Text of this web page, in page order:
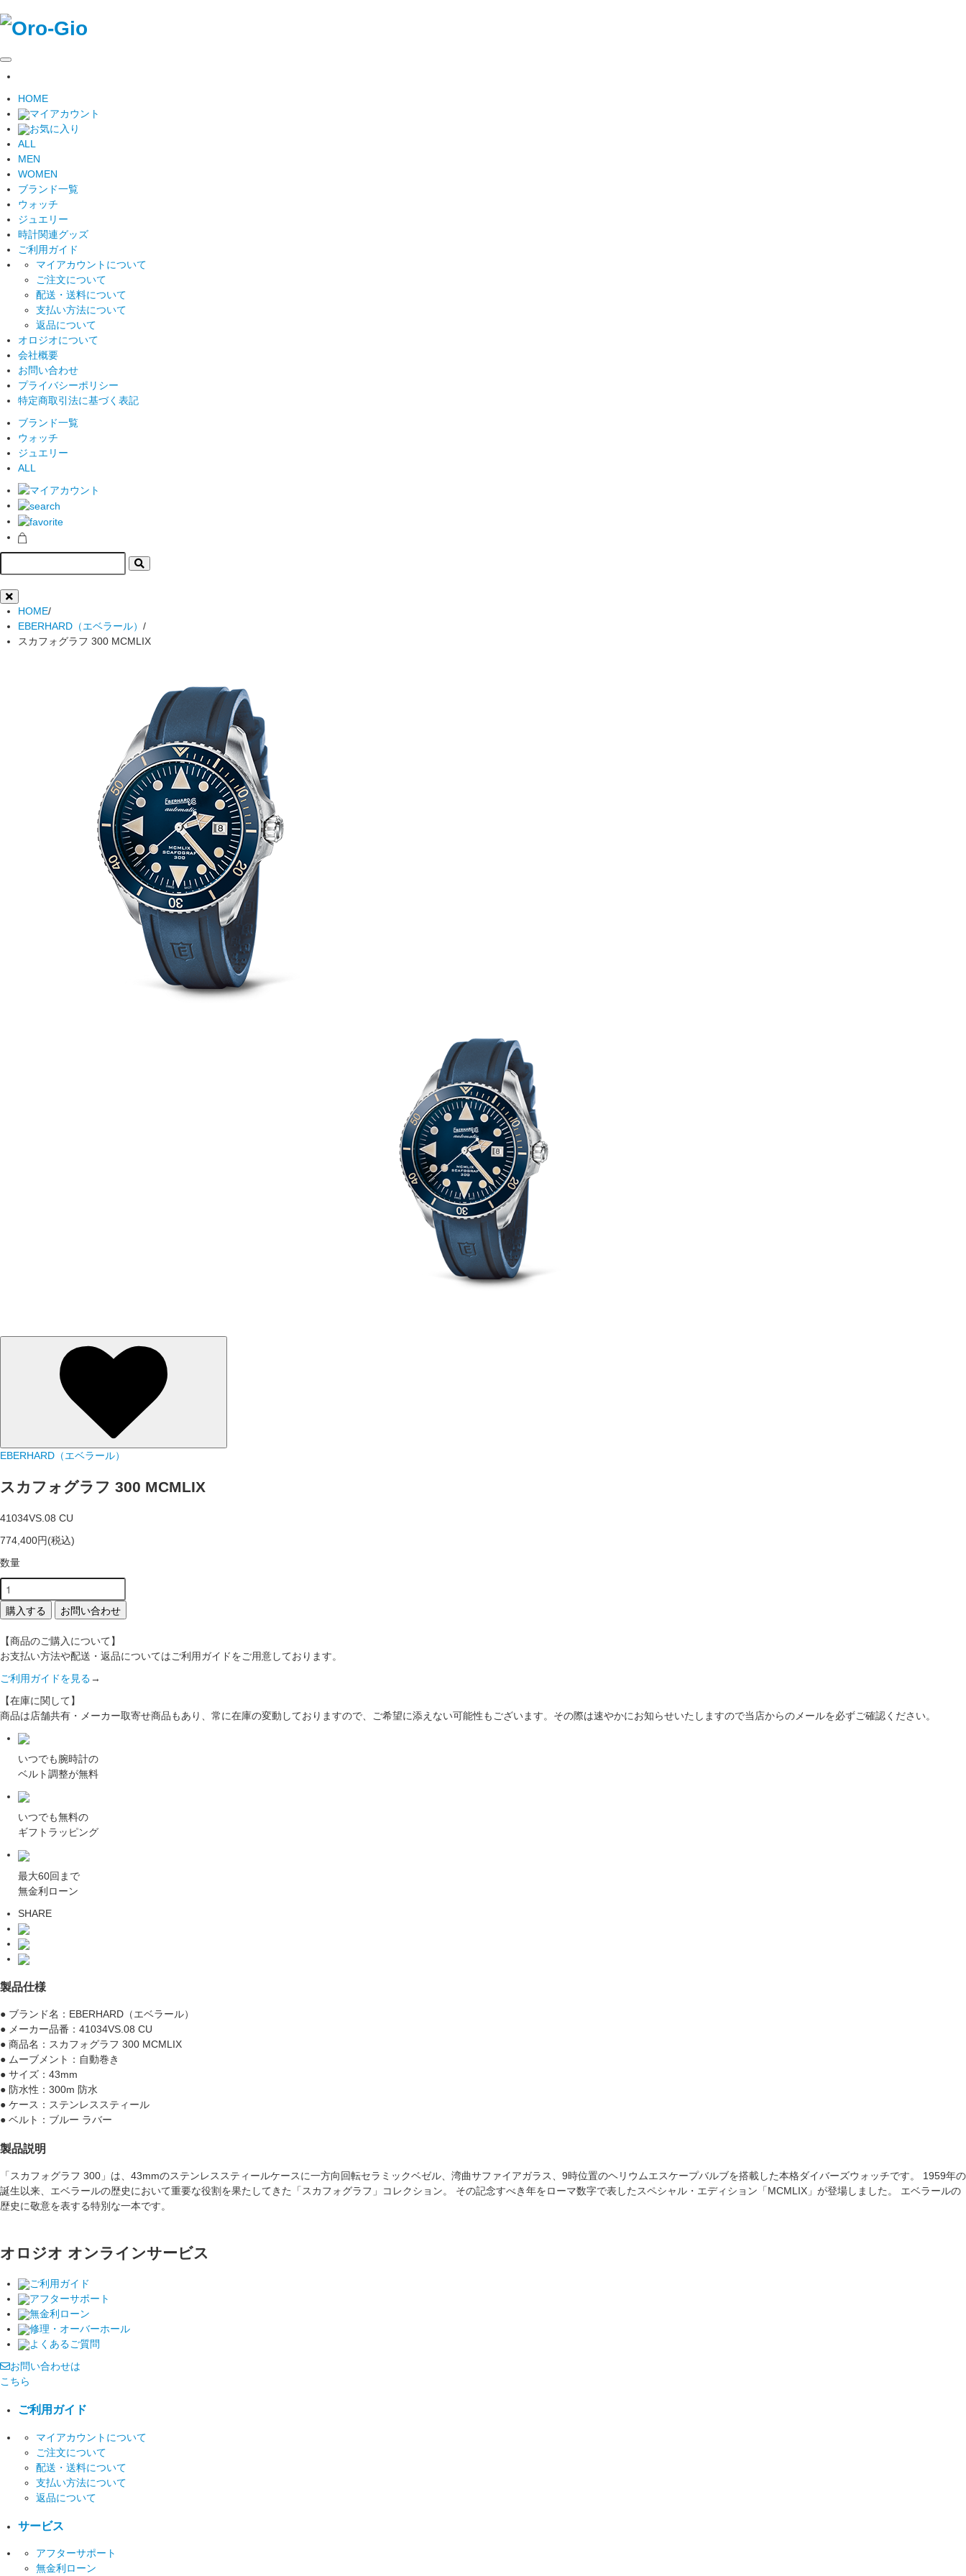
HOME
マイアカウント
お気に入り
ALL
MEN
WOMEN
ブランド一覧
ウォッチ
ジュエリー
時計関連グッズ
ご利用ガイド
マイアカウントについて
ご注文について
配送・送料について
支払い方法について
返品について
オロジオについて
会社概要
お問い合わせ
プライバシーポリシー
特定商取引法に基づく表記
ブランド一覧
ウォッチ
ジュエリー
ALL
HOME/
EBERHARD（エベラール） /
スカフォグラフ 300 MCMLIX
EBERHARD（エベラール）
スカフォグラフ 300 MCMLIX
41034VS.08 CU
774,400円(税込)
数量
購入する お問い合わせ
【商品のご購入について】
お支払い方法や配送・返品についてはご利用ガイドをご用意しております。
ご利用ガイドを見る→
【在庫に関して】
商品は店舗共有・メーカー取寄せ商品もあり、常に在庫の変動しておりますので、ご希望に添えない可能性もございます。その際は速やかにお知らせいたしますので当店からのメールを必ずご確認ください。
いつでも腕時計の
ベルト調整が無料
いつでも無料の
ギフトラッピング
最大60回まで
無金利ローン
SHARE
製品仕様
● ブランド名：EBERHARD（エベラール）
● メーカー品番：41034VS.08 CU
● 商品名：スカフォグラフ 300 MCMLIX
● ムーブメント：自動巻き
● サイズ：43mm
● 防水性：300m 防水
● ケース：ステンレススティール
● ベルト：ブルー ラバー
製品説明
「スカフォグラフ 300」は、43mmのステンレススティールケースに一方向回転セラミックベゼル、湾曲サファイアガラス、9時位置のヘリウムエスケープバルブを搭載した本格ダイバーズウォッチです。 1959年の
誕生以来、エベラールの歴史において重要な役割を果たしてきた「スカフォグラフ」コレクション。 その記念すべき年をローマ数字で表したスペシャル・エディション「MCMLIX」が登場しました。 エベラールの
歴史に敬意を表する特別な一本です。
オロジオ オンラインサービス
ご利用ガイド
アフターサポート
無金利ローン
修理・オーバーホール
よくあるご質問
お問い合わせは
こちら
ご利用ガイド
マイアカウントについて
ご注文について
配送・送料について
支払い方法について
返品について
サービス
アフターサポート
無金利ローン